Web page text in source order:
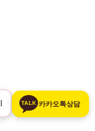
TALK 카카오톡상담